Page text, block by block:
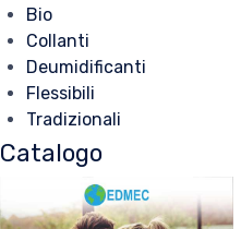
Bio
Collanti
Deumidificanti
Flessibili
Tradizionali
Catalogo